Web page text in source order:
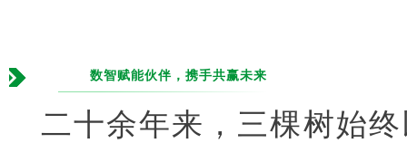
数智赋能伙伴，携手共赢未来
二十余年来，三棵树始